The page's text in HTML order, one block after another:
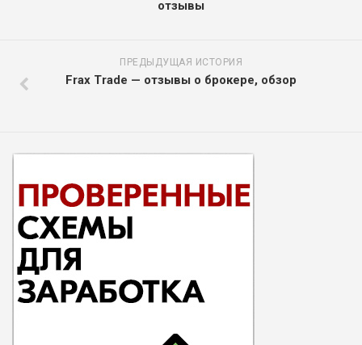
отзывы
ПРЕДЫДУЩАЯ ИСТОРИЯ
Frax Trade — отзывы о брокере, обзор